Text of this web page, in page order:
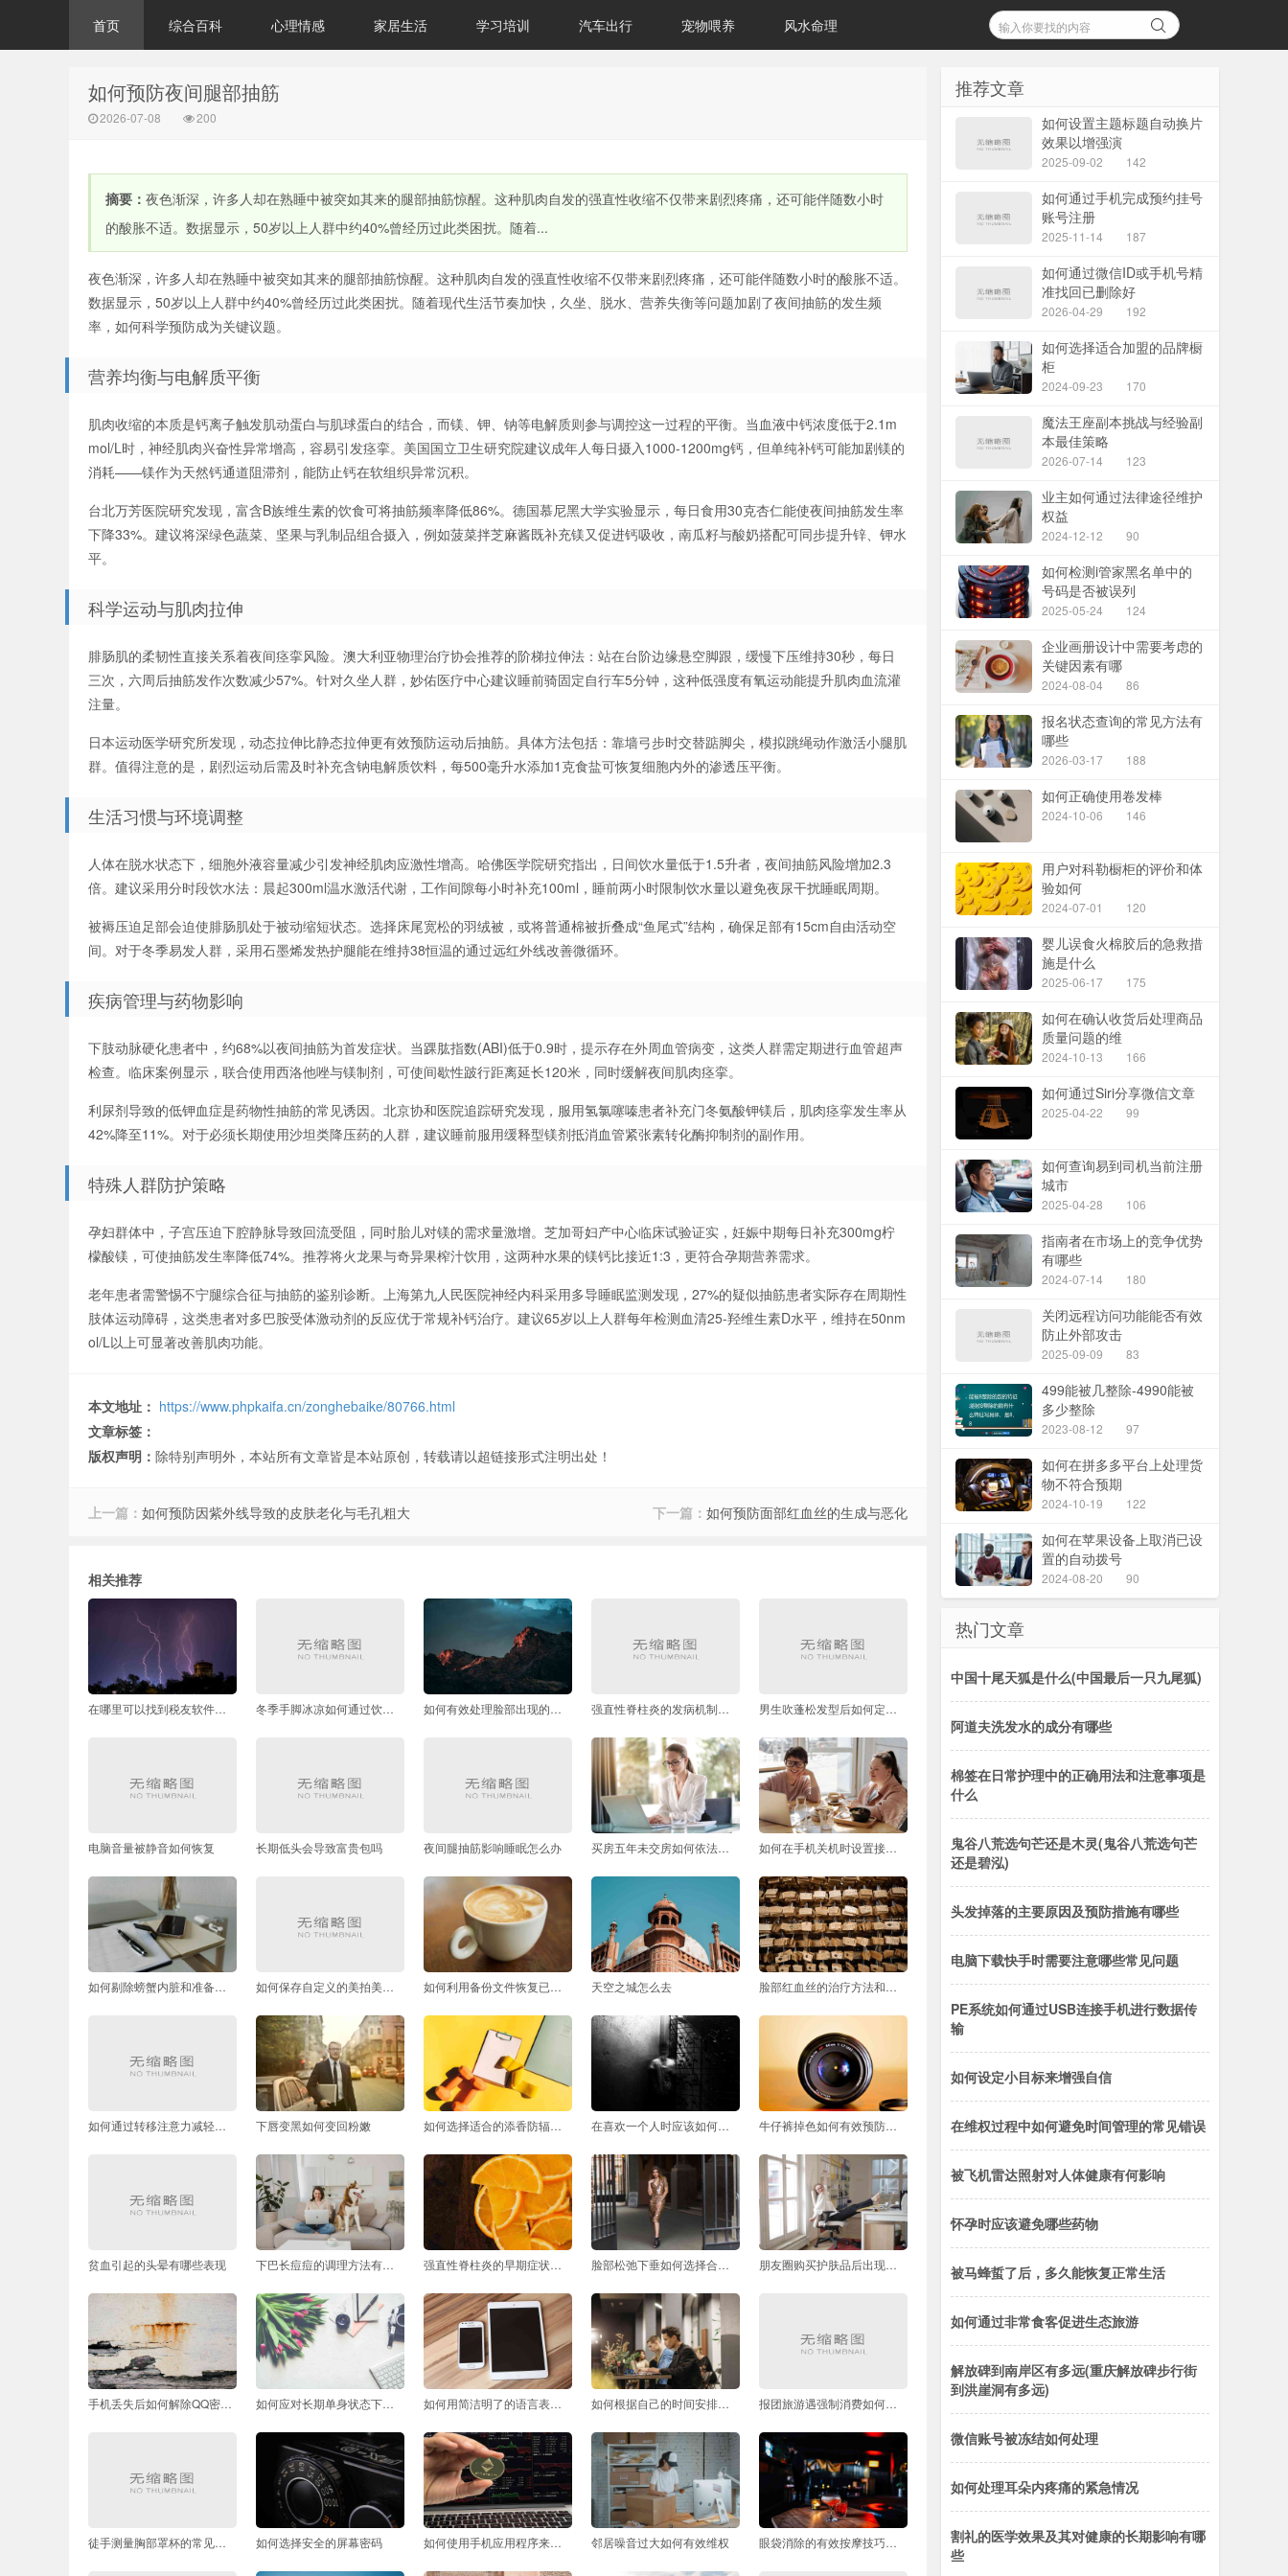
首页 综合百科 心理情感 家居生活 学习培训 汽车出行 宠物喂养 风水命理
如何预防夜间腿部抽筋
2026-07-08 200
摘要： 夜色渐深，许多人却在熟睡中被突如其来的腿部抽筋惊醒。这种肌肉自发的强直性收缩不仅带来剧烈疼痛，还可能伴随数小时
的酸胀不适。数据显示，50岁以上人群中约40%曾经历过此类困扰。随着...
夜色渐深，许多人却在熟睡中被突如其来的腿部抽筋惊醒。这种肌肉自发的强直性收缩不仅带来剧烈疼痛，还可能伴随数小时的酸胀不适。
数据显示，50岁以上人群中约40%曾经历过此类困扰。随着现代生活节奏加快，久坐、脱水、营养失衡等问题加剧了夜间抽筋的发生频
率，如何科学预防成为关键议题。
营养均衡与电解质平衡
肌肉收缩的本质是钙离子触发肌动蛋白与肌球蛋白的结合，而镁、钾、钠等电解质则参与调控这一过程的平衡。当血液中钙浓度低于2.1m
mol/L时，神经肌肉兴奋性异常增高，容易引发痉挛。美国国立卫生研究院建议成年人每日摄入1000-1200mg钙，但单纯补钙可能加剧镁的
消耗——镁作为天然钙通道阻滞剂，能防止钙在软组织异常沉积。
台北万芳医院研究发现，富含B族维生素的饮食可将抽筋频率降低86%。德国慕尼黑大学实验显示，每日食用30克杏仁能使夜间抽筋发生率
下降33%。建议将深绿色蔬菜、坚果与乳制品组合摄入，例如菠菜拌芝麻酱既补充镁又促进钙吸收，南瓜籽与酸奶搭配可同步提升锌、钾水
平。
科学运动与肌肉拉伸
腓肠肌的柔韧性直接关系着夜间痉挛风险。澳大利亚物理治疗协会推荐的阶梯拉伸法：站在台阶边缘悬空脚跟，缓慢下压维持30秒，每日
三次，六周后抽筋发作次数减少57%。针对久坐人群，妙佑医疗中心建议睡前骑固定自行车5分钟，这种低强度有氧运动能提升肌肉血流灌
注量。
日本运动医学研究所发现，动态拉伸比静态拉伸更有效预防运动后抽筋。具体方法包括：靠墙弓步时交替踮脚尖，模拟跳绳动作激活小腿肌
群。值得注意的是，剧烈运动后需及时补充含钠电解质饮料，每500毫升水添加1克食盐可恢复细胞内外的渗透压平衡。
生活习惯与环境调整
人体在脱水状态下，细胞外液容量减少引发神经肌肉应激性增高。哈佛医学院研究指出，日间饮水量低于1.5升者，夜间抽筋风险增加2.3
倍。建议采用分时段饮水法：晨起300ml温水激活代谢，工作间隙每小时补充100ml，睡前两小时限制饮水量以避免夜尿干扰睡眠周期。
被褥压迫足部会迫使腓肠肌处于被动缩短状态。选择床尾宽松的羽绒被，或将普通棉被折叠成“鱼尾式”结构，确保足部有15cm自由活动空
间。对于冬季易发人群，采用石墨烯发热护腿能在维持38恒温的通过远红外线改善微循环。
疾病管理与药物影响
下肢动脉硬化患者中，约68%以夜间抽筋为首发症状。当踝肱指数(ABI)低于0.9时，提示存在外周血管病变，这类人群需定期进行血管超声
检查。临床案例显示，联合使用西洛他唑与镁制剂，可使间歇性跛行距离延长120米，同时缓解夜间肌肉痉挛。
利尿剂导致的低钾血症是药物性抽筋的常见诱因。北京协和医院追踪研究发现，服用氢氯噻嗪患者补充门冬氨酸钾镁后，肌肉痉挛发生率从
42%降至11%。对于必须长期使用沙坦类降压药的人群，建议睡前服用缓释型镁剂抵消血管紧张素转化酶抑制剂的副作用。
特殊人群防护策略
孕妇群体中，子宫压迫下腔静脉导致回流受阻，同时胎儿对镁的需求量激增。芝加哥妇产中心临床试验证实，妊娠中期每日补充300mg柠
檬酸镁，可使抽筋发生率降低74%。推荐将火龙果与奇异果榨汁饮用，这两种水果的镁钙比接近1:3，更符合孕期营养需求。
老年患者需警惕不宁腿综合征与抽筋的鉴别诊断。上海第九人民医院神经内科采用多导睡眠监测发现，27%的疑似抽筋患者实际存在周期性
肢体运动障碍，这类患者对多巴胺受体激动剂的反应优于常规补钙治疗。建议65岁以上人群每年检测血清25-羟维生素D水平，维持在50nm
ol/L以上可显著改善肌肉功能。
本文地址： https://www.phpkaifa.cn/zonghebaike/80766.html
文章标签：
版权声明： 除特别声明外，本站所有文章皆是本站原创，转载请以超链接形式注明出处！
上一篇： 如何预防因紫外线导致的皮肤老化与毛孔粗大 下一篇： 如何预防面部红血丝的生成与恶化
相关推荐
在哪里可以找到税友软件的官方下载链接 冬季手脚冰凉如何通过饮食调理改善 如何有效处理脸部出现的色斑 强直性脊柱炎的发病机制是什么 男生吹蓬松发型后如何定型保持一整天
电脑音量被静音如何恢复 长期低头会导致富贵包吗 夜间腿抽筋影响睡眠怎么办 买房五年未交房如何依法维权 如何在手机关机时设置接听电话的方式
如何剔除螃蟹内脏和准备食用 如何保存自定义的美拍美颜配置 如何利用备份文件恢复已删除的照片 天空之城怎么去 脸部红血丝的治疗方法和预防措施
如何通过转移注意力减轻说话紧张感 下唇变黑如何变回粉嫩 如何选择适合的添香防辐射服 在喜欢一个人时应该如何表达自己的感情 牛仔裤掉色如何有效预防与保护
贫血引起的头晕有哪些表现 下巴长痘痘的调理方法有哪些 强直性脊柱炎的早期症状有哪些 脸部松弛下垂如何选择合适的护理方案 朋友圈购买护肤品后出现问题如何维权
手机丢失后如何解除QQ密保手机验证 如何应对长期单身状态下的孤独感与压力 如何用简洁明了的语言表达对老师的敬意 如何根据自己的时间安排灵活设置收货时间 报团旅游遇强制消费如何有效投诉维权
徒手测量胸部罩杯的常见误区 如何选择安全的屏幕密码 如何使用手机应用程序来屏蔽网络电话 邻居噪音过大如何有效维权 眼袋消除的有效按摩技巧有哪些
推荐文章
如何设置主题标题自动换片
效果以增强演
2025-09-02 142
如何通过手机完成预约挂号
账号注册
2025-11-14 187
如何通过微信ID或手机号精
准找回已删除好
2026-04-29 192
如何选择适合加盟的品牌橱
柜
2024-09-23 170
魔法王座副本挑战与经验副
本最佳策略
2026-07-14 123
业主如何通过法律途径维护
权益
2024-12-12 90
如何检测i管家黑名单中的
号码是否被误列
2025-05-24 124
企业画册设计中需要考虑的
关键因素有哪
2024-08-04 86
报名状态查询的常见方法有
哪些
2026-03-17 188
如何正确使用卷发棒
2024-10-06 146
用户对科勒橱柜的评价和体
验如何
2024-07-01 120
婴儿误食火棉胶后的急救措
施是什么
2025-06-17 175
如何在确认收货后处理商品
质量问题的维
2024-10-13 166
如何通过Siri分享微信文章
2025-04-22 99
如何查询易到司机当前注册
城市
2025-04-28 106
指南者在市场上的竞争优势
有哪些
2024-07-14 180
关闭远程访问功能能否有效
防止外部攻击
2025-09-09 83
499能被几整除-4990能被
多少整除
2023-08-12 97
如何在拼多多平台上处理货
物不符合预期
2024-10-19 122
如何在苹果设备上取消已设
置的自动拨号
2024-08-20 90
热门文章
中国十尾天狐是什么(中国最后一只九尾狐)
阿道夫洗发水的成分有哪些
棉签在日常护理中的正确用法和注意事项是
什么
鬼谷八荒选句芒还是木灵(鬼谷八荒选句芒
还是碧泓)
头发掉落的主要原因及预防措施有哪些
电脑下载快手时需要注意哪些常见问题
PE系统如何通过USB连接手机进行数据传
输
如何设定小目标来增强自信
在维权过程中如何避免时间管理的常见错误
被飞机雷达照射对人体健康有何影响
怀孕时应该避免哪些药物
被马蜂蜇了后，多久能恢复正常生活
如何通过非常食客促进生态旅游
解放碑到南岸区有多远(重庆解放碑步行街
到洪崖洞有多远)
微信账号被冻结如何处理
如何处理耳朵内疼痛的紧急情况
割礼的医学效果及其对健康的长期影响有哪
些